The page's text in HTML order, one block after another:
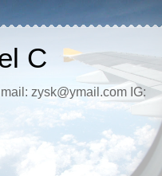
C
zysk@ymail.com IG: